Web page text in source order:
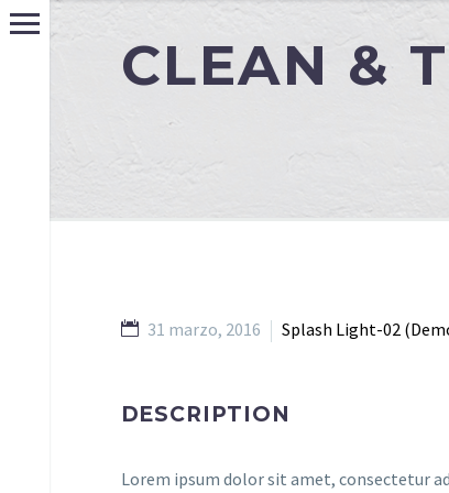
CLEAN &
31 marzo, 2016 Splash Light-02
DESCRIPTION
Lorem ipsum dolor sit amet, consectetur